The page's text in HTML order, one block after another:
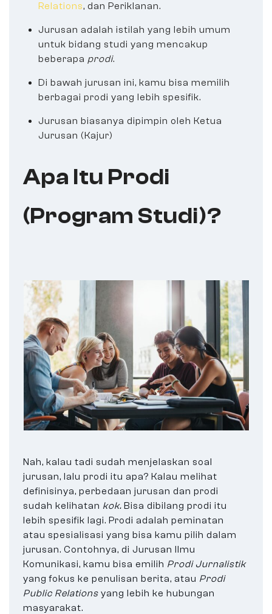
Relations, dan Periklanan.
Jurusan adalah istilah yang lebih umum
untuk bidang studi yang mencakup
beberapa prodi.
Di bawah jurusan ini, kamu bisa memilih
berbagai prodi yang lebih spesifik.
Jurusan biasanya dipimpin oleh Ketua
Jurusan (Kajur)
Apa Itu Prodi
(Program Studi)?
Nah, kalau tadi sudah menjelaskan soal
jurusan, lalu prodi itu apa? Kalau melihat
definisinya, perbedaan jurusan dan prodi
sudah kelihatan kok. Bisa dibilang prodi itu
lebih spesifik lagi. Prodi adalah peminatan
atau spesialisasi yang bisa kamu pilih dalam
jurusan. Contohnya, di Jurusan Ilmu
Komunikasi, kamu bisa emilih Prodi Jurnalistik
yang fokus ke penulisan berita, atau Prodi
Public Relations yang lebih ke hubungan
masyarakat.